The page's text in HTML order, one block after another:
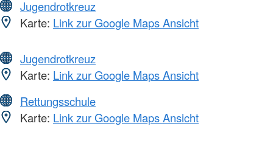
Jugendrotkreuz
Karte: Link zur Google Maps Ansicht
Jugendrotkreuz
Karte: Link zur Google Maps Ansicht
Rettungsschule
Karte: Link zur Google Maps Ansicht